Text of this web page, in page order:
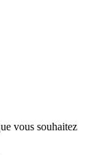
vous souhaitez